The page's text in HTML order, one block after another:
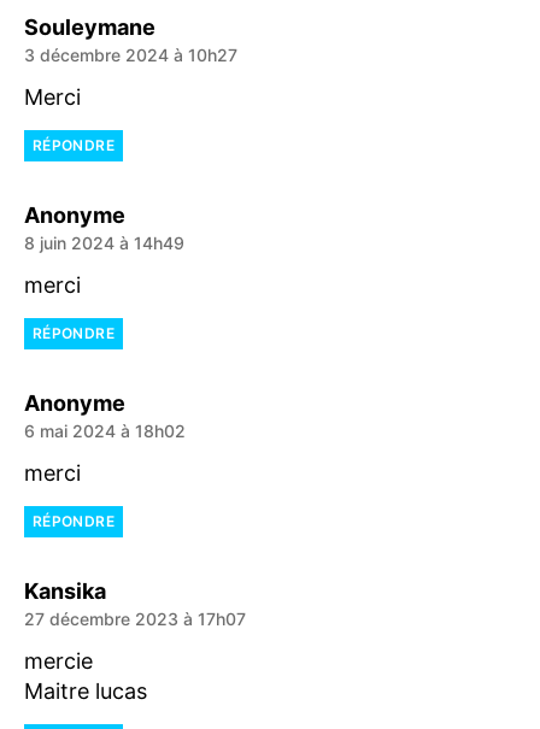
Souleymane
3 décembre 2024 à 10h27
Merci
RÉPONDRE
Anonyme
8 juin 2024 à 14h49
merci
RÉPONDRE
Anonyme
6 mai 2024 à 18h02
merci
RÉPONDRE
Kansikadit :
27 décembre 2023 à 17h07
mercie
Maitre lucas